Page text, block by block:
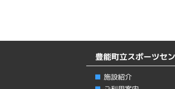
豊能町立スポーツセ
施設紹介